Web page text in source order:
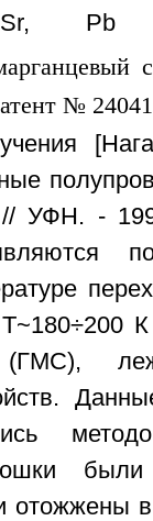
Pb
// УФН. -
(ГМС),
отожжены